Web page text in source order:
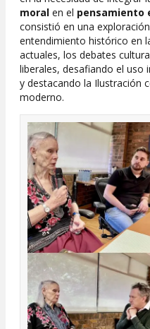
moral en el pensamiento
consistió en una
entendimiento histórico en
actuales, los debates
liberales, desafiando el uso
y destacando la Ilustración
moderno.